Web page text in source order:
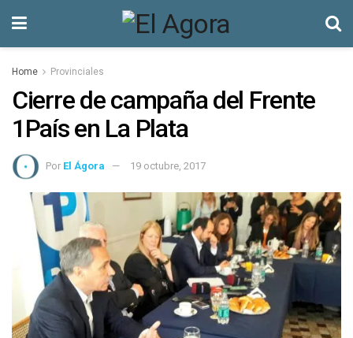
Home Provinciales
Cierre de campaña del Frente
1País en La Plata
Por El Ágora 19 octubre, 2017